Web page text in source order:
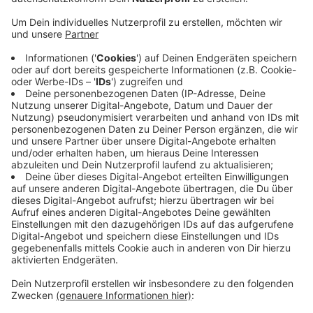
Veröffentlicht:Montag, 16.11.2020 06:40
Anzeige
Er wolle durch seine zahlreichen Fernsehauftritte nicht
polarisieren, sondern den Menschen erklären, warum
man das öffentliche Leben in der Corona-Pandemie
einschränken muss. Lauterbach betrachtet es
außerdem als überparteiliche Teamleistung, welche
die Bundesregierung währen der Pandemie zu
bewältigen habe.
Anzeige